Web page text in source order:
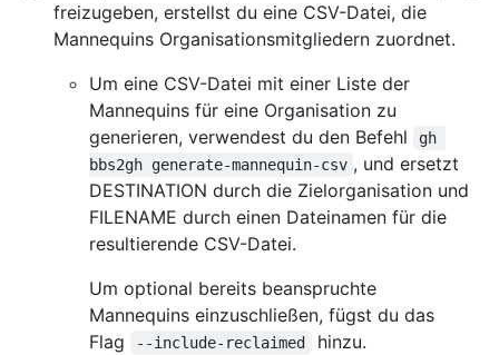
freizugeben, erstellst du eine CSV-Datei, die
Mannequins Organisationsmitgliedern zuordnet.
Um eine CSV-Datei mit einer Liste der
Mannequins für eine Organisation zu
generieren, verwendest du den Befehl
gh
bbs2gh generate-mannequin-csv , und ersetzt
DESTINATION durch die Zielorganisation und
FILENAME durch einen Dateinamen für die
resultierende CSV-Datei.
Um optional bereits beanspruchte
Mannequins einzuschließen, fügst du das
Flag
--include-reclaimed hinzu.